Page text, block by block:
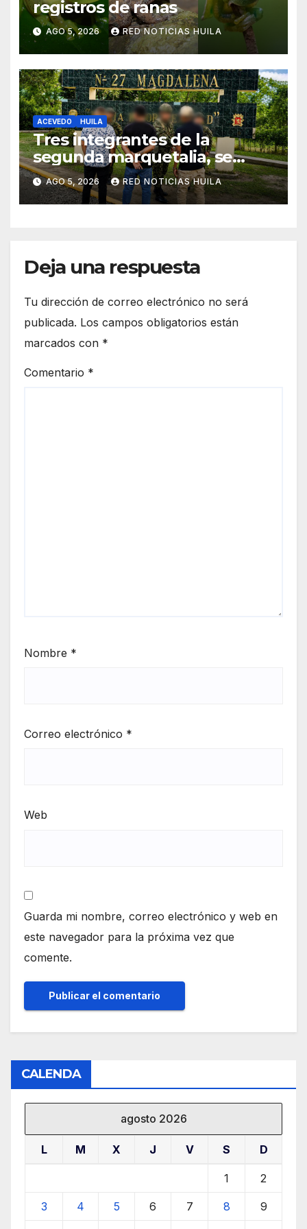
registros de ranas
AGO 5, 2026 RED NOTICIAS HUILA
ACEVEDO HUILA
Tres integrantes de la
segunda marquetalia, se
sometieron a la justicia
AGO 5, 2026 RED NOTICIAS HUILA
Deja una respuesta
Tu dirección de correo electrónico no será
publicada. Los campos obligatorios están
marcados con *
Comentario *
Nombre *
Correo electrónico *
Web
Guarda mi nombre, correo electrónico y web en
este navegador para la próxima vez que
comente.
CALENDA
agosto 2026
L M X J V S D
1 2
3 4 5 6 7 8 9